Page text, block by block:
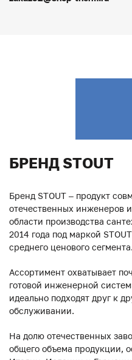
БРЕНД STOUT
Бренд STOUT – продукт
отечественных инженеров
области производства
2014 года под маркой
среднего ценового сегмента.
Ассортимент охватывает
готовой инженерной
идеально подходят друг к
обслуживании.
На долю отечественных
общего объема продукции,